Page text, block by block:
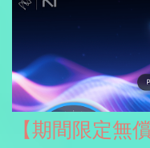
【期間限定無